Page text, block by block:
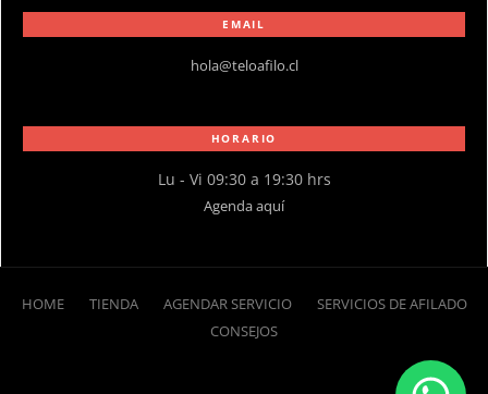
EMAIL
hola@teloafilo.cl
HORARIO
Lu - Vi 09:30 a 19:30 hrs
Agenda aquí
HOME TIENDA AGENDAR SERVICIO
SERVICIOS DE AFILADO
CONSEJOS